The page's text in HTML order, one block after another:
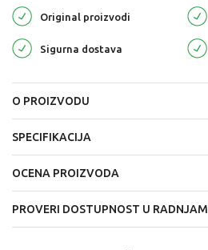
Original proizvodi
Sigurna dostava
O PROIZVODU
SPECIFIKACIJA
OCENA PROIZVODA
PROVERI DOSTUPNOST U